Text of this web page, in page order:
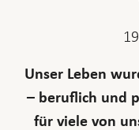
Unser Leben
– beruflich und
für viele von